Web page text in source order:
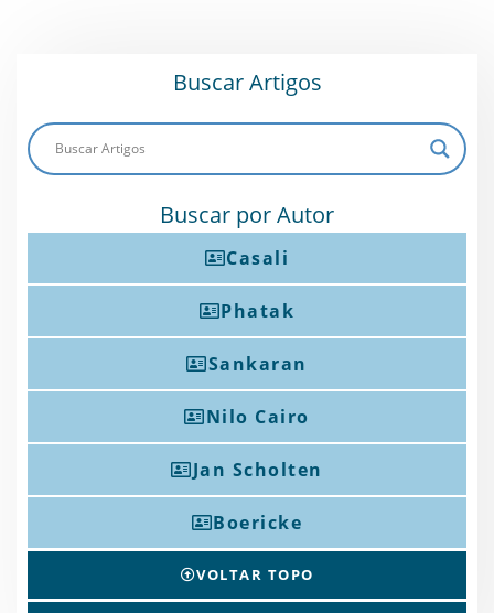
Buscar Artigos
Buscar por Autor
Casali
Phatak
Sankaran
Nilo Cairo
Jan Scholten
Boericke
VOLTAR TOPO